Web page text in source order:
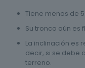
Tiene menos de
Su tronco aún es
La inclinación es
decir, si se debe
terreno.